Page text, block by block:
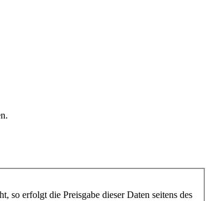
so erfolgt die Preisgabe dieser Daten seitens des